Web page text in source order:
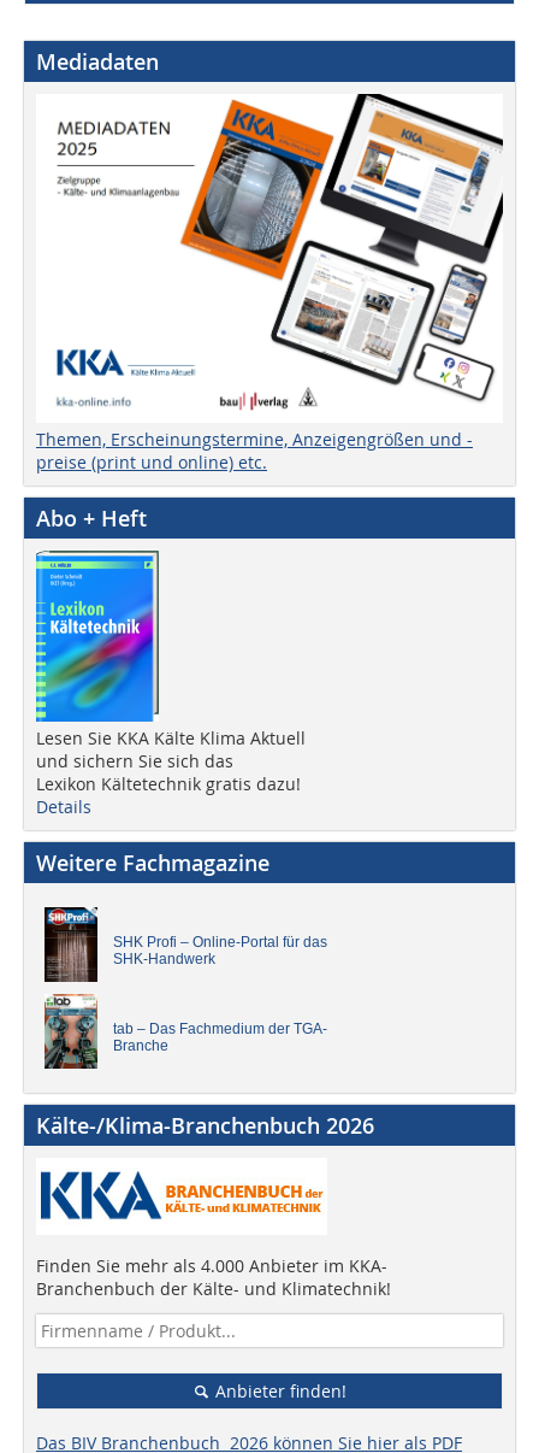
Mediadaten
Themen, Erscheinungstermine, Anzeigengrößen und -
preise (print und online) etc.
Abo + Heft
Lesen Sie KKA Kälte Klima Aktuell
und sichern Sie sich das
Lexikon Kältetechnik gratis dazu!
Details
Weitere Fachmagazine
SHK Profi – Online-Portal für das
SHK-Handwerk
tab – Das Fachmedium der TGA-
Branche
Kälte-/Klima-Branchenbuch 2026
Finden Sie mehr als 4.000 Anbieter im KKA-
Branchenbuch der Kälte- und Klimatechnik!
Anbieter finden!
Das BIV Branchenbuch 2026 können Sie hier als PDF